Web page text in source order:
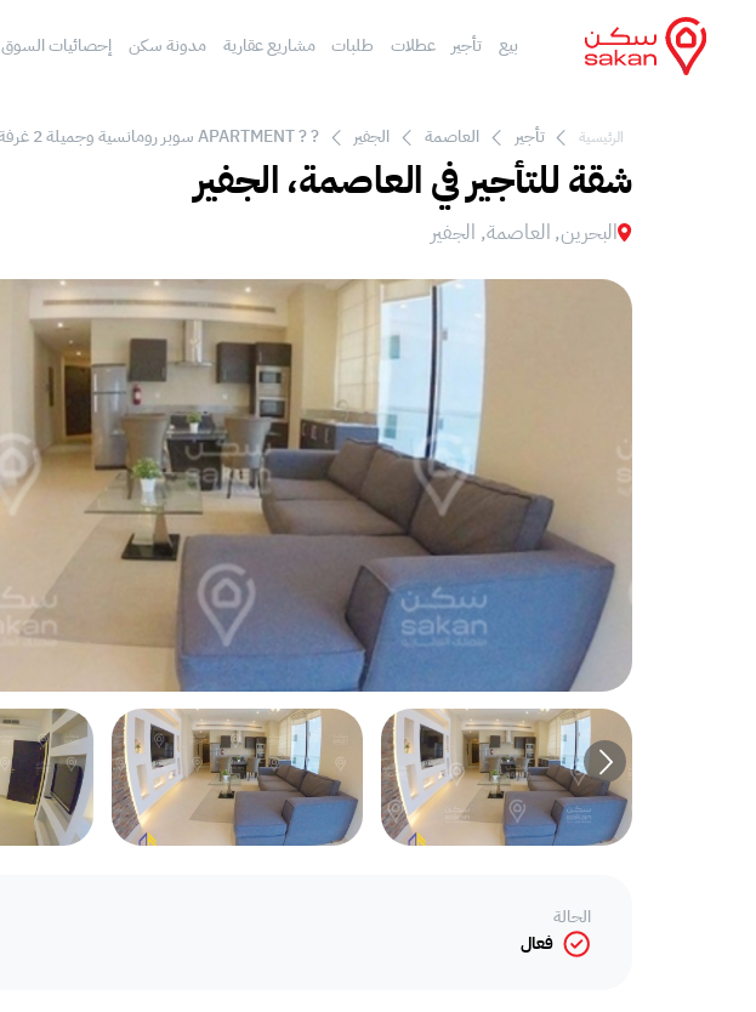
بيع تأجير عطلات طلبات مشاريع عقارية مدونة سكن إحصائيات السوق
الرئيسية تأجير العاصمة الجفير ? ? APARTMENT سوبر رومانسية وجميلة 2 غرفة نوم شقة للإيجار في الجفير ?? ?
شقة للتأجير في العاصمة، الجفير
البحرين, العاصمة, الجفير
الحالة
فعال